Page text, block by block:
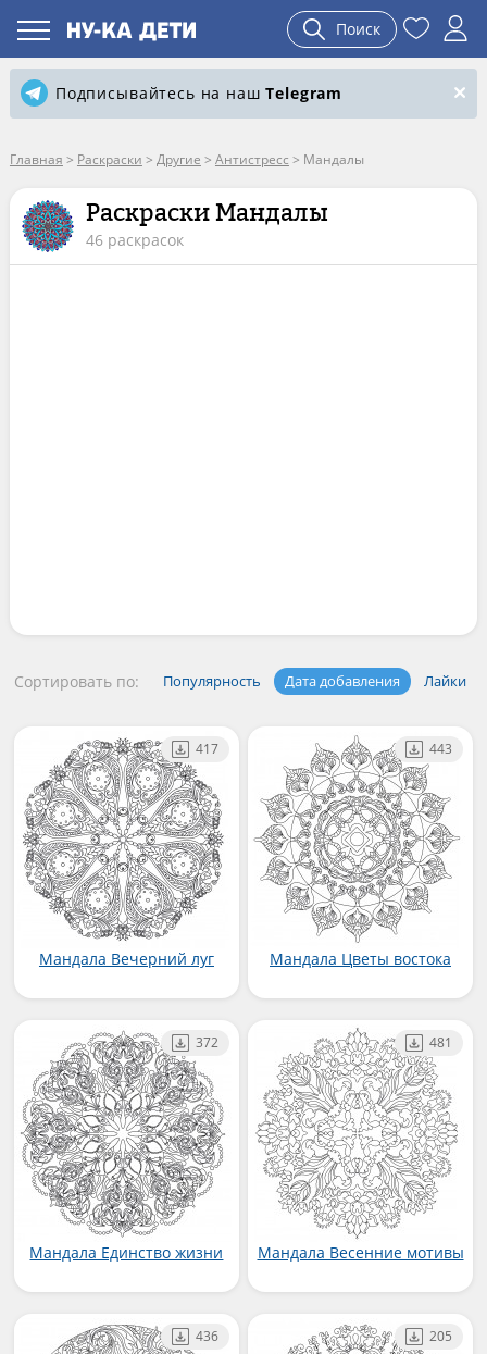
Поиск
Подписывайтесь на нашTelegram
Главная > Раскраски > Другие > Антистресс > Мандалы
Раскраски Мандалы
46 раскрасок
Сортировать по: Популярность Дата добавления Лайки
Мандала Вечерний луг
417
Мандала Цветы востока
443
Мандала Единство жизни
372
Мандала Весенние мотивы
481
436 205